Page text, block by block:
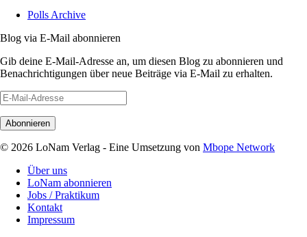
Polls Archive
Blog via E-Mail abonnieren
Gib deine E-Mail-Adresse an, um diesen Blog zu abonnieren und
Benachrichtigungen über neue Beiträge via E-Mail zu erhalten.
E-
Mail-
Adresse
© 2026 LoNam Verlag - Eine Umsetzung von Mbope Network
Über uns
LoNam abonnieren
Jobs / Praktikum
Kontakt
Impressum